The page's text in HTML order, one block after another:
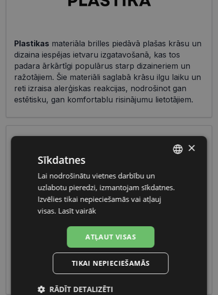
Plastikas materiāla brilles piedāvā plašas krāsu un
dizaina iespējas ietvaru izgatavošanā, kas tos
padara ārkārtīgi populārus starp dizaineriem un
ražotājiem. Šie materiāli saglabā krāsu ilgu laiku un
reti izraisa alerģiskas reakcijas, nodrošinot gan
estētisku, gan komfortablu risinājumu lietotājiem.
Vīriešu briļļu galvenās iezīmes ietver izturīgus
un vīrišķīgu izskatu. Funkcionalitāte un izcilas
optikas īpašības padara šīs briļļu kolekcijas ideālas
gan ikdienas lietošanai, gan specifiskiem
pasākumiem, piedāvājot gan modernitāti, gan
RUSSIAN
×
Sīkdatnes
Lai nodrošinātu vietnes darbību un
uzlabotu pieredzi, izmantojam sīkdatnes.
Izvēlies tikai nepieciešamās vai atļauj
visas. Lasīt vairāk
ATĻAUT VISAS
TIKAI NEPIECIEŠAMĀS
RĀDĪT DETALIZĒTI